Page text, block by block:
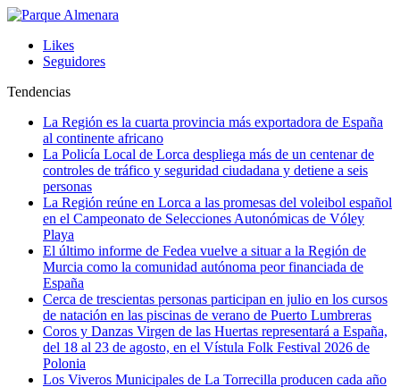
Likes
Seguidores
Tendencias
La Región es la cuarta provincia más exportadora de España
al continente africano
La Policía Local de Lorca despliega más de un centenar de
controles de tráfico y seguridad ciudadana y detiene a seis
personas
La Región reúne en Lorca a las promesas del voleibol español
en el Campeonato de Selecciones Autonómicas de Vóley
Playa
El último informe de Fedea vuelve a situar a la Región de
Murcia como la comunidad autónoma peor financiada de
España
Cerca de trescientas personas participan en julio en los cursos
de natación en las piscinas de verano de Puerto Lumbreras
Coros y Danzas Virgen de las Huertas representará a España,
del 18 al 23 de agosto, en el Vístula Folk Festival 2026 de
Polonia
Los Viveros Municipales de La Torrecilla producen cada año